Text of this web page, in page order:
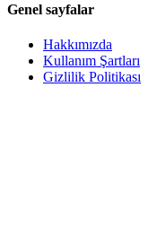
Genel sayfalar
Hakkımızda
Kullanım Şartları
Gizlilik Politikası